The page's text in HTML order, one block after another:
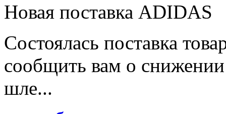
Новая поставка ADIDAS
Состоялась поставка
сообщить вам о
шле...